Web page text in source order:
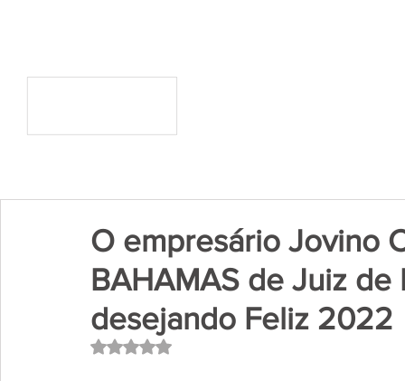
O empresário Jovino
BAHAMAS de Juiz
desejando Feliz 2022
Avaliado com NaN de 5 estrelas.